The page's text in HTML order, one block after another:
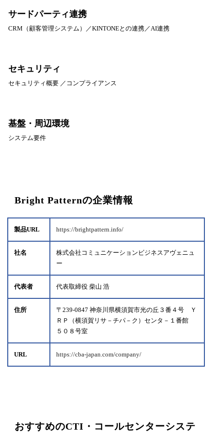
サードパーティ連携
CRM（顧客管理システム）／KINTONEとの連携／AI連携
セキュリティ
セキュリティ概要 ／コンプライアンス
基盤・周辺環境
システム要件
Bright Patternの企業情報
製品URL https://brightpattern.info/
社名
株式会社コミュニケーションビジネスアヴェニュ
ー
代表者 代表取締役 柴山 浩
住所
〒239-0847 神奈川県横須賀市光の丘３番４号 Ｙ
ＲＰ（横須賀リサ－チパ－ク）センタ－１番館
５０８号室
URL https://cba-japan.com/company/
おすすめのCTI・コールセンターシステ